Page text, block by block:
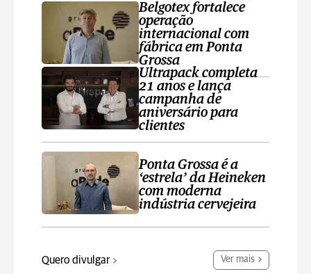
Belgotex fortalece
operação
internacional com
fábrica em Ponta
Grossa
Ultrapack completa
21 anos e lança
campanha de
aniversário para
clientes
Ponta Grossa é a
‘estrela’ da Heineken
com moderna
indústria cervejeira
Quero divulgar Ver mais